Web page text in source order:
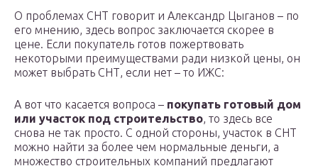
О проблемах СНТ говорит и Александр Цыганов – по
его мнению, здесь вопрос заключается скорее в
цене. Если покупатель готов пожертвовать
некоторыми преимуществами ради низкой цены, он
может выбрать СНТ, если нет – то ИЖС:
А вот что касается вопроса – покупать готовый дом
или участок под строительство, то здесь все
снова не так просто. С одной стороны, участок в СНТ
можно найти за более чем нормальные деньги, а
множество строительных компаний предлагают